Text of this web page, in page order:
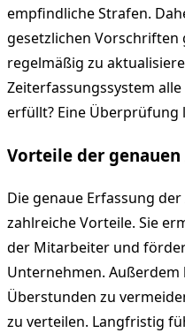
empfindliche Strafen.
gesetzlichen Vorschriften
regelmäßig zu
Zeiterfassungssystem
erfüllt? Eine Überprüfung
Vorteile der
Die genaue Erfassung
zahlreiche Vorteile. Sie
der Mitarbeiter und
Unternehmen. Außerdem
Überstunden zu
zu verteilen. Langfristig